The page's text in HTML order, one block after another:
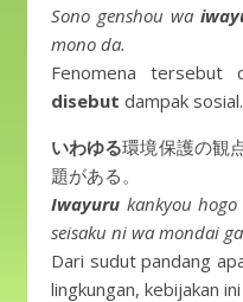
Sono genshou wa
mono da.
Fenomena tersebut
disebut dampak sosial.
いわゆる環境保護の観
題がある。
Iwayuru kankyou
seisaku ni wa mondai
Dari sudut pandang
lingkungan, kebijakan